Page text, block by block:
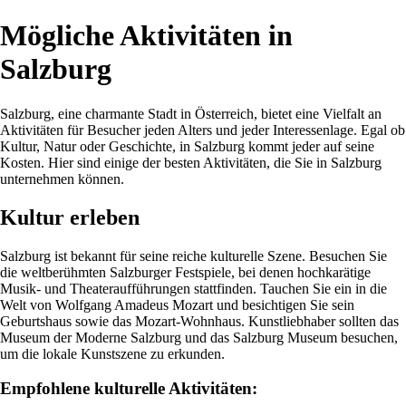
Mögliche Aktivitäten in
Salzburg
Salzburg, eine charmante Stadt in Österreich, bietet eine Vielfalt an
Aktivitäten für Besucher jeden Alters und jeder Interessenlage. Egal ob
Kultur, Natur oder Geschichte, in Salzburg kommt jeder auf seine
Kosten. Hier sind einige der besten Aktivitäten, die Sie in Salzburg
unternehmen können.
Kultur erleben
Salzburg ist bekannt für seine reiche kulturelle Szene. Besuchen Sie
die weltberühmten Salzburger Festspiele, bei denen hochkarätige
Musik- und Theateraufführungen stattfinden. Tauchen Sie ein in die
Welt von Wolfgang Amadeus Mozart und besichtigen Sie sein
Geburtshaus sowie das Mozart-Wohnhaus. Kunstliebhaber sollten das
Museum der Moderne Salzburg und das Salzburg Museum besuchen,
um die lokale Kunstszene zu erkunden.
Empfohlene kulturelle Aktivitäten: